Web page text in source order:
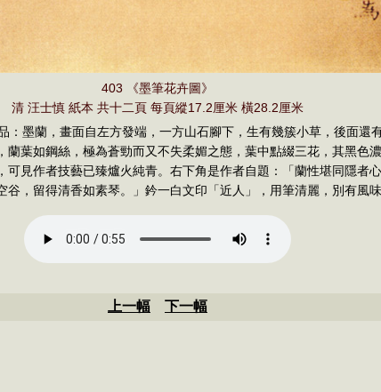
403 《墨筆花卉圖》
清 汪士慎 紙本 共十二頁 每頁縱17.2厘米 橫28.2厘米
墨蘭，畫面自左方發端，一方山石腳下，生有幾簇小草，後面還
蘭葉如鋼絲，極為蒼勁而又不失柔媚之態，葉中點綴三花，其黑色濃
可見作者技藝已臻爐火純青。右下角是作者自題：「蘭性堪同隱者
谷，留得清香如素琴。」鈐一白文印「近人」，用筆清麗，別有風味
上一幅 下一幅